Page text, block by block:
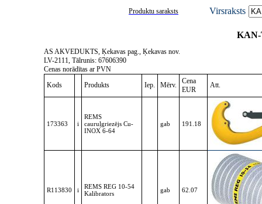
Produktu saraksts Virsraksts
KAN-
AS AKVEDUKTS, Ķekavas pag., Ķekavas nov.
LV-2111, Tālrunis: 67606390
Cenas norādītas ar PVN
Kods
Produkts Iep. Mērv.
Cena
EUR
Att.
173363 i
REMS
cauruļgriezējs Cu-
INOX 6-64
gab 191.18
R113830 i
REMS REG 10-54
Kalibrators
gab 62.07